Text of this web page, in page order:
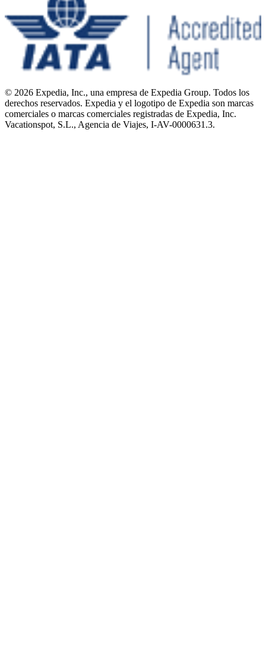
© 2026 Expedia, Inc., una empresa de Expedia Group. Todos los
derechos reservados. Expedia y el logotipo de Expedia son marcas
comerciales o marcas comerciales registradas de Expedia, Inc.
Vacationspot, S.L., Agencia de Viajes, I-AV-0000631.3.